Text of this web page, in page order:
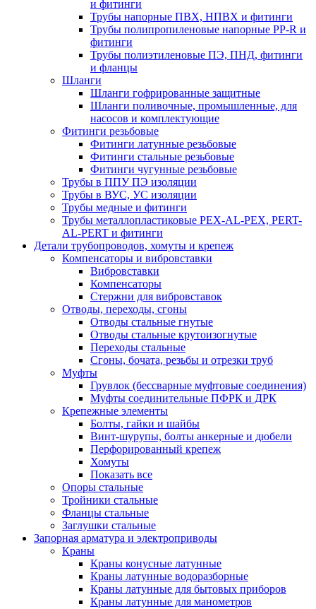
и фитинги
Трубы напорные ПВХ, НПВХ и фитинги
Трубы полипропиленовые напорные PP-R и
фитинги
Трубы полиэтиленовые ПЭ, ПНД, фитинги
и фланцы
Шланги
Шланги гофрированные защитные
Шланги поливочные, промышленные, для
насосов и комплектующие
Фитинги резьбовые
Фитинги латунные резьбовые
Фитинги стальные резьбовые
Фитинги чугунные резьбовые
Трубы в ППУ ПЭ изоляции
Трубы в ВУС, УС изоляции
Трубы медные и фитинги
Трубы металлопластиковые PEX-AL-PEX, PERT-
AL-PERT и фитинги
Детали трубопроводов, хомуты и крепеж
Компенсаторы и вибровставки
Вибровставки
Компенсаторы
Стержни для вибровставок
Отводы, переходы, сгоны
Отводы стальные гнутые
Отводы стальные крутоизогнутые
Переходы стальные
Сгоны, бочата, резьбы и отрезки труб
Муфты
Грувлок (бессварные муфтовые соединения)
Муфты соединительные ПФРК и ДРК
Крепежные элементы
Болты, гайки и шайбы
Винт-шурупы, болты анкерные и дюбели
Перфорированный крепеж
Хомуты
Показать все
Опоры стальные
Тройники стальные
Фланцы стальные
Заглушки стальные
Запорная арматура и электроприводы
Краны
Краны конусные латунные
Краны латунные водоразборные
Краны латунные для бытовых приборов
Краны латунные для манометров